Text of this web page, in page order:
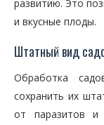
развитию. Это
и вкусные плоды.
Штатный вид
Обработка
сохранить их
от паразитов и